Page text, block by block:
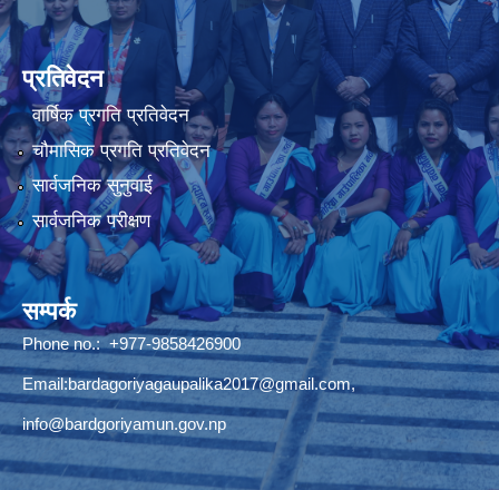
प्रतिवेदन
वार्षिक प्रगति प्रतिवेदन
चौमासिक प्रगति प्रतिवेदन
सार्वजनिक सुनुवाई
सार्वजनिक परीक्षण
सम्पर्क
Phone no.: +977-9858426900
Email:bardagoriyagaupalika2017@gmail.com,
info@bardgoriyamun.gov.np